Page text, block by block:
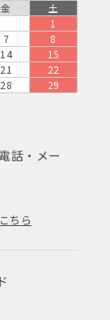
金
土
1
7
8
14
15
21
22
28
29
話・メー
ちら